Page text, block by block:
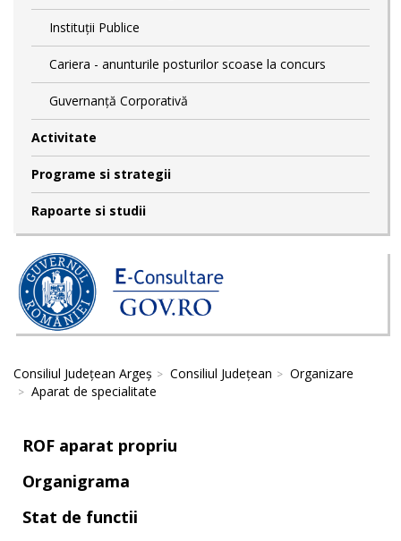
Instituții Publice
Cariera - anunturile posturilor scoase la concurs
Guvernanță Corporativă
Activitate
Programe si strategii
Rapoarte si studii
Consiliul Județean Argeș Consiliul Județean
Organizare
Aparat de specialitate
ROF aparat propriu
Organigrama
Stat de functii